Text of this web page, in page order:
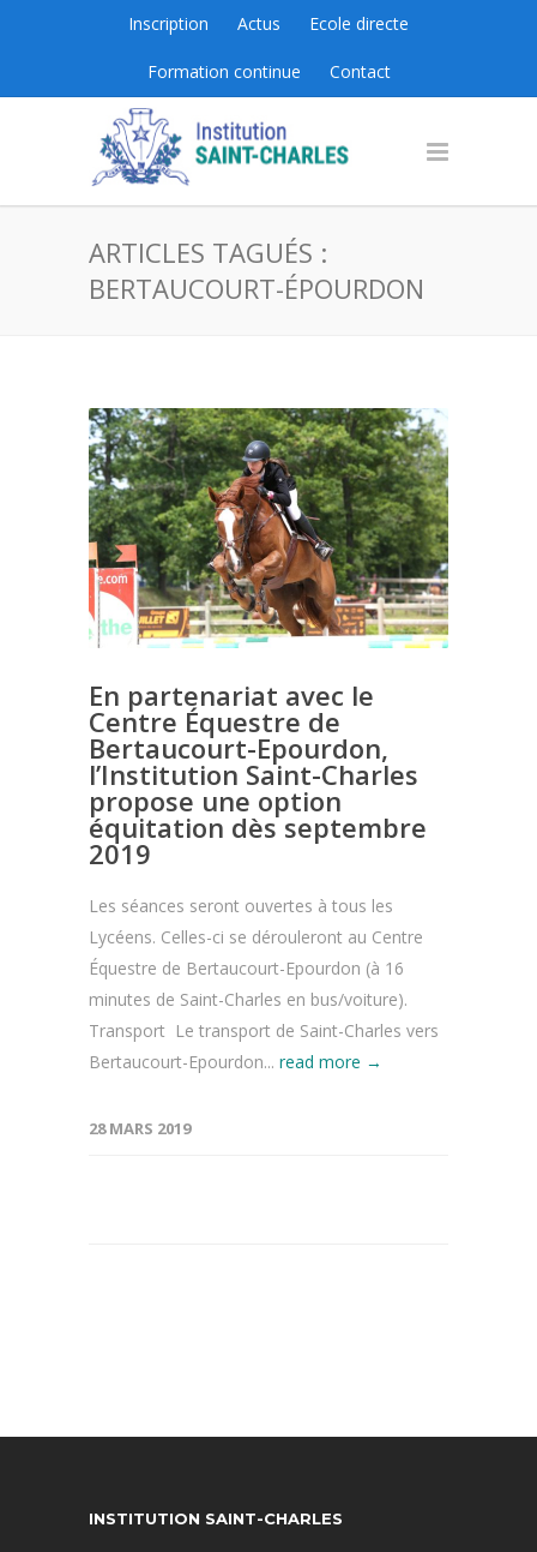
Inscription Actus Ecole directe
Formation continue Contact
ARTICLES TAGUÉS :
BERTAUCOURT-ÉPOURDON
En partenariat avec le
Centre Équestre de
Bertaucourt-Epourdon,
l’Institution Saint-Charles
propose une option
équitation dès septembre
2019
Les séances seront ouvertes à tous les
Lycéens. Celles-ci se dérouleront au Centre
Équestre de Bertaucourt-Epourdon (à 16
minutes de Saint-Charles en bus/voiture).
Transport Le transport de Saint-Charles vers
Bertaucourt-Epourdon... read more →
28 MARS 2019
INSTITUTION SAINT-CHARLES